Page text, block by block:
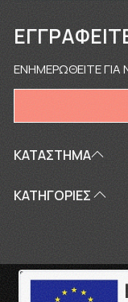
ΚΑΤΑΣΤΗΜΑ
ΚΑΤΗΓΟΡΙΕΣ
ΕΝΗΜΕΡΩΘΕΙΤΕ ΓΙΑ